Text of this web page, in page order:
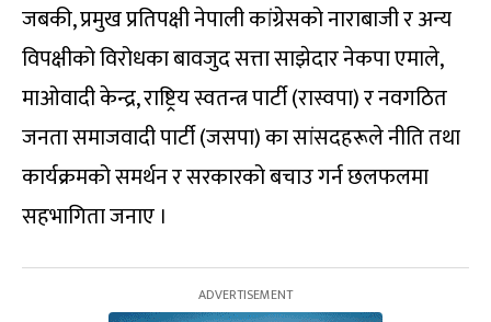
जबकी, प्रमुख प्रतिपक्षी नेपाली कांग्रेसको नाराबाजी र अन्य
विपक्षीको विरोधका बावजुद सत्ता साझेदार नेकपा एमाले,
माओवादी केन्द्र, राष्ट्रिय स्वतन्त्र पार्टी (रास्वपा) र नवगठित
जनता समाजवादी पार्टी (जसपा) का सांसदहरूले नीति तथा
कार्यक्रमको समर्थन र सरकारको बचाउ गर्न छलफलमा
सहभागिता जनाए ।